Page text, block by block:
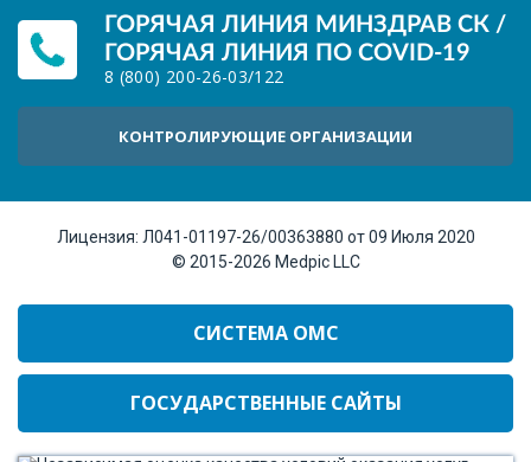
ГОРЯЧАЯ ЛИНИЯ МИНЗДРАВ СК /
ГОРЯЧАЯ ЛИНИЯ ПО COVID-19
8 (800) 200-26-03/122
КОНТРОЛИРУЮЩИЕ ОРГАНИЗАЦИИ
Лицензия: Л041-01197-26/00363880 от 09 Июля 2020
© 2015-2026 Medpic LLC
СИСТЕМА ОМС
ГОСУДАРСТВЕННЫЕ САЙТЫ